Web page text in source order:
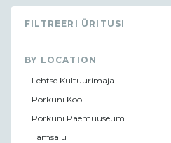
FILTREERI ÜRITUSI
BY LOCATION
Lehtse Kultuurimaja
Porkuni Kool
Porkuni Paemuuseum
Tamsalu